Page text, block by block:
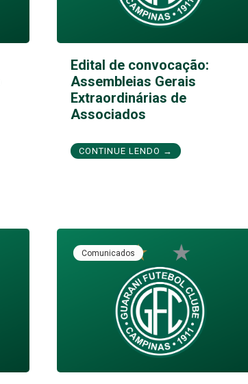
Edital de convocação:
Assembleias Gerais
Extraordinárias de
Associados
CONTINUE LENDO →
Comunicados